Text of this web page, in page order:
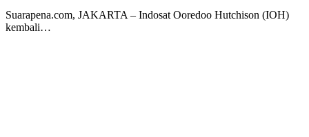
Suarapena.com, JAKARTA – Indosat Ooredoo Hutchison (IOH)
kembali…